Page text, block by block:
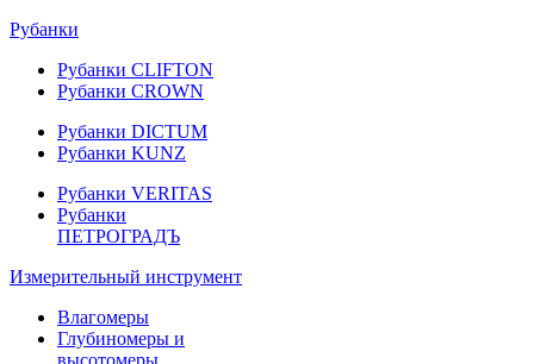
Рубанки
Рубанки CLIFTON
Рубанки CROWN
Рубанки DICTUM
Рубанки KUNZ
Рубанки VERITAS
Рубанки
ПЕТРОГРАДЪ
Измерительный инструмент
Влагомеры
Глубиномеры и
высотомеры